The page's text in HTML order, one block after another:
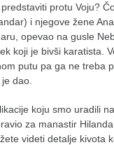
protu Voju?
i njegove žene
opevao na gusle
koji je bivši karatista.
putu pa ga ne treba
dao.
koju smo uradili
za manastir
videti detalje kivota